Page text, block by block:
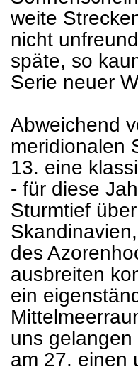
weite
nicht
späte, so
Serie neuer
Abweichend
meridionalen
13. eine
- für diese
Sturmtief
des
ausbreiten
ein
uns
am 27. einen